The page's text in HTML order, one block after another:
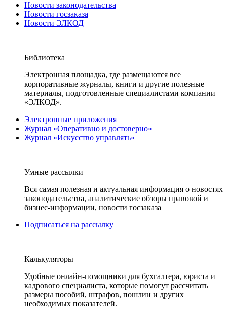
Новости законодательства
Новости госзаказа
Новости ЭЛКОД
Библиотека
Электронная площадка, где размещаются все
корпоративные журналы, книги и другие полезные
материалы, подготовленные специалистами компании
«ЭЛКОД».
Электронные приложения
Журнал «Оперативно и достоверно»
Журнал «Искусство управлять»
Умные рассылки
Вся самая полезная и актуальная информация о новостях
законодательства, аналитические обзоры правовой и
бизнес-информации, новости госзаказа
Подписаться на рассылку
Калькуляторы
Удобные онлайн-помощники для бухгалтера, юриста и
кадрового специалиста, которые помогут рассчитать
размеры пособий, штрафов, пошлин и других
необходимых показателей.